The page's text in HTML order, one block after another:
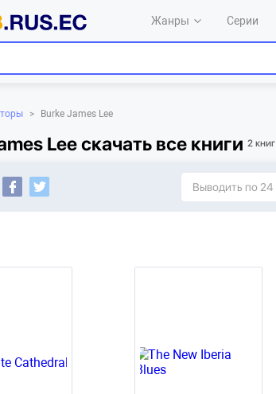
Жанры Серии
> Burke James Lee
Lee скачать все книги 2 книг
Выводить по 24